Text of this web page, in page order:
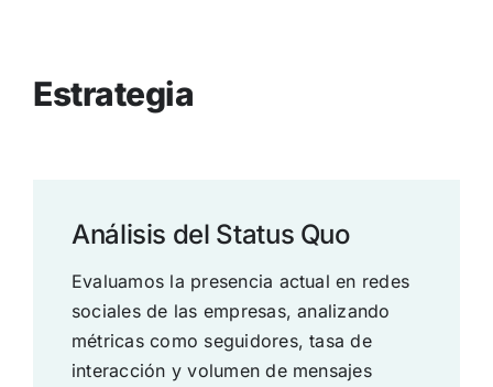
Estrategia
Análisis del Status Quo
Evaluamos la presencia actual en redes
sociales de las empresas, analizando
métricas como seguidores, tasa de
interacción y volumen de mensajes